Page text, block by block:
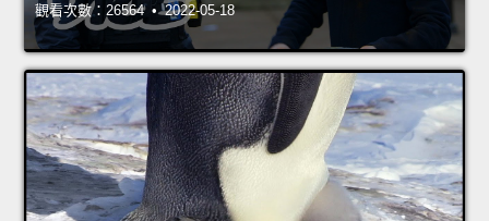
觀看次數：26564 • 2022-05-18